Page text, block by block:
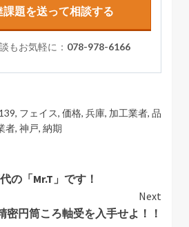
題を送って相談する
もお気軽に： 078-978-6166
, フェイス, 価格, 兵庫, 加工業者, 品
者, 神戸, 納期
の「Mr.T」です！
Next
密円筒ころ軸受を入手せよ！！